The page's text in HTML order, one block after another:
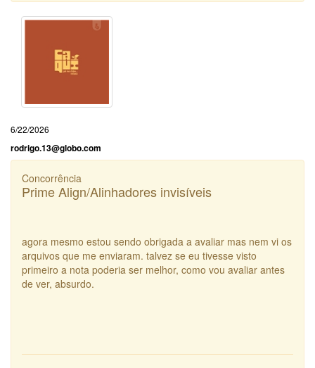
6/22/2026
rodrigo.13@globo.com
Concorrência
Prime Align/Alinhadores invisíveis
agora mesmo estou sendo obrigada a avaliar mas nem vi os
arquivos que me enviaram. talvez se eu tivesse visto
primeiro a nota poderia ser melhor, como vou avaliar antes
de ver, absurdo.